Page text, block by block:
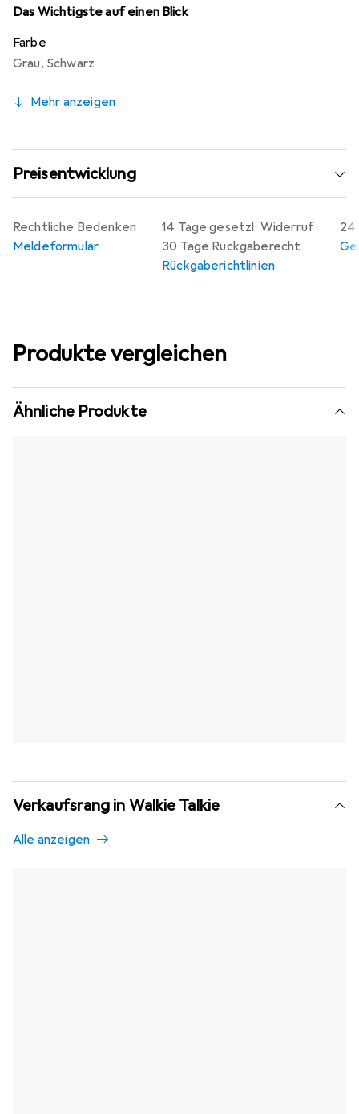
optimiert. Die Kombination aus Funktionalität und
ausgezeichneten Wahl für alle, die Wert auf klare
Kommunikation legen.
Das Wichtigste auf einen Blick
Farbe
Grau, Schwarz
Mehr anzeigen
Preisentwicklung
14 Tage gesetzl. Widerruf
30 Tage Rückgaberecht
Rückgaberichtlinien
24
Rechtliche Bedenken
Meldeformular
Produkte vergleichen
Ähnliche Produkte
Verkaufsrang in Walkie Talkie
Alle anzeigen